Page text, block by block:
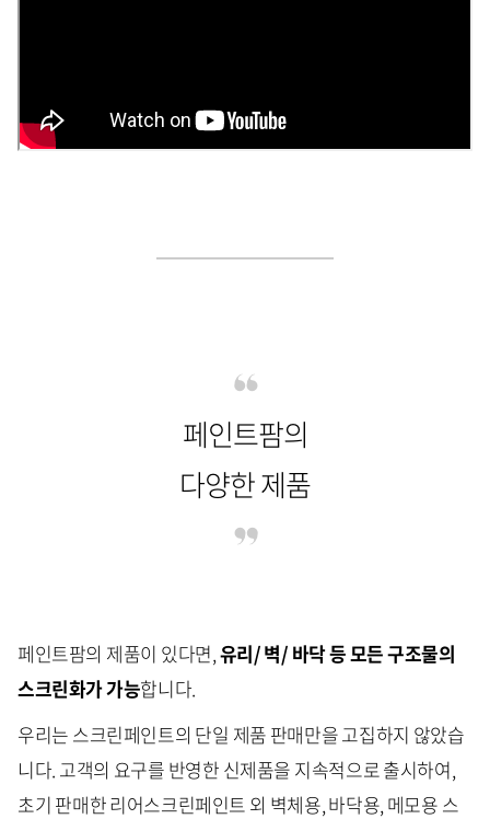
페인트팜의
다양한 제품
페인트팜의 제품이 있다면,유리/ 벽/ 바닥 등 모든 구조물의
스크린화가 가능합니다.
우리는 스크린페인트의 단일 제품 판매만을 고집하지 않았습
니다. 고객의 요구를 반영한 신제품을 지속적으로 출시하여,
초기 판매한 리어스크린페인트 외 벽체용, 바닥용, 메모용 스